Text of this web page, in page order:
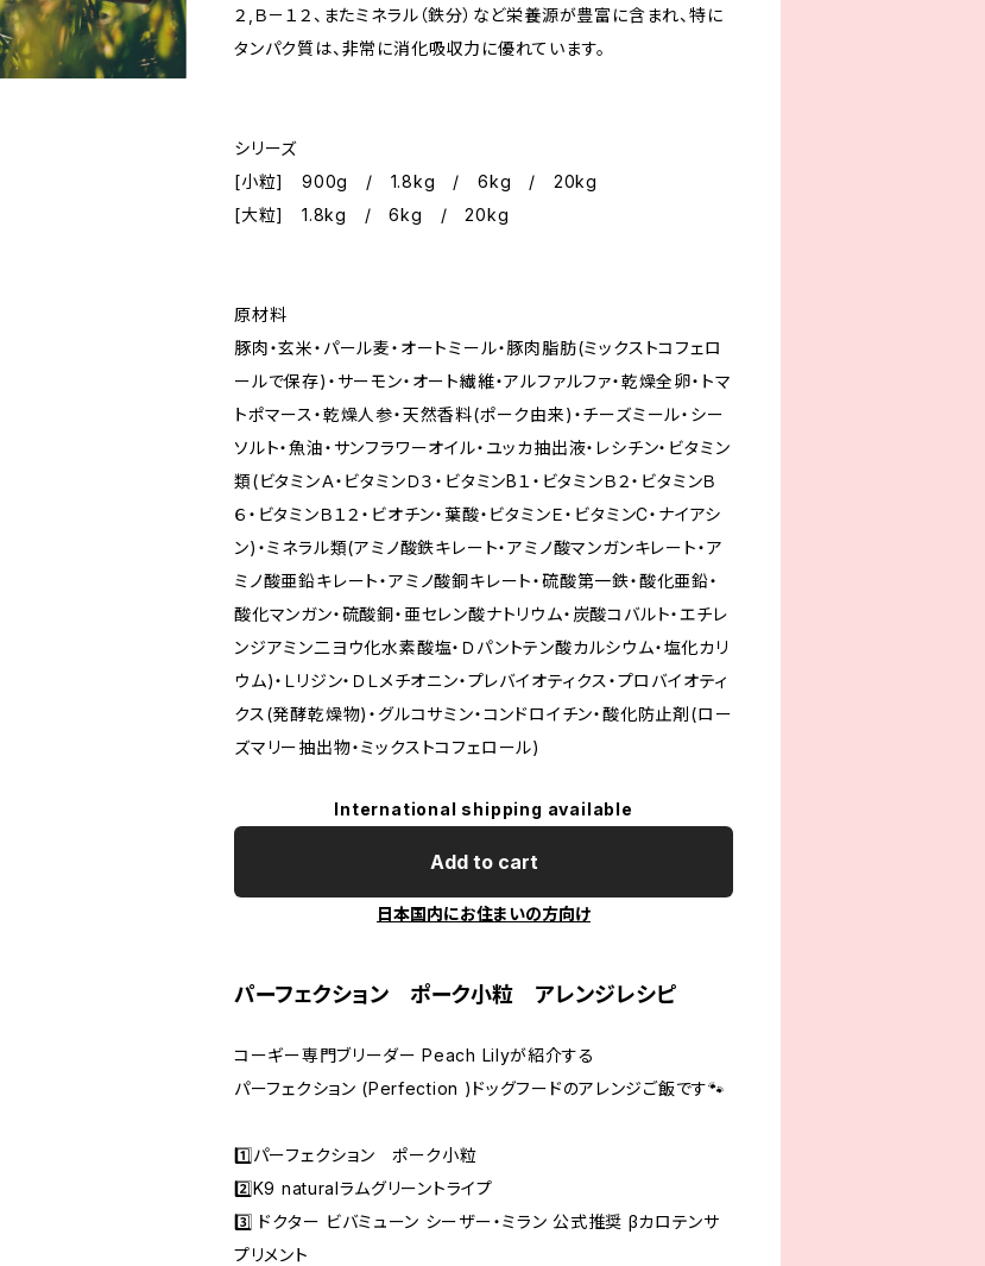
２,Ｂ－１２、またミネラル（鉄分）など栄養源が豊富に含まれ、特に
タンパク質は、非常に消化吸収力に優れています。
シリーズ
[小粒] 900g / 1.8kg / 6kg / 20kg
[大粒] 1.8kg / 6kg / 20kg
原材料
豚肉・玄米・パール麦・オートミール・豚肉脂肪(ミックストコフェロ
ールで保存)・サーモン・オート繊維・アルファルファ・乾燥全卵・トマ
トポマース・乾燥人参・天然香料(ポーク由来)・チーズミール・シー
ソルト・魚油・サンフラワーオイル・ユッカ抽出液・レシチン・ビタミン
類(ビタミンＡ・ビタミンＤ３・ビタミンB１・ビタミンＢ２・ビタミンＢ
６・ビタミンＢ１２・ビオチン・葉酸・ビタミンＥ・ビタミンC・ナイアシ
ン)・ミネラル類(アミノ酸鉄キレート・アミノ酸マンガンキレート・ア
ミノ酸亜鉛キレート・アミノ酸銅キレート・硫酸第一鉄・酸化亜鉛・
酸化マンガン・硫酸銅・亜セレン酸ナトリウム・炭酸コバルト・エチレ
ンジアミン二ヨウ化水素酸塩・Ｄパントテン酸カルシウム・塩化カリ
ウム)・Ｌリジン・ＤＬメチオニン・プレバイオティクス・プロバイオティ
クス(発酵乾燥物)・グルコサミン・コンドロイチン・酸化防止剤(ロー
ズマリー抽出物・ミックストコフェロール)
International shipping available
Add to cart
日本国内にお住まいの方向け
パーフェクション ポーク小粒 アレンジレシピ
コーギー専門ブリーダー Peach Lilyが紹介する
パーフェクション (Perfection )ドッグフードのアレンジご飯です🐾
1️⃣パーフェクション ポーク小粒
2️⃣K9 naturalラムグリーントライプ
3️⃣ ドクター ビバミューン シーザー・ミラン 公式推奨 βカロテンサ
プリメント